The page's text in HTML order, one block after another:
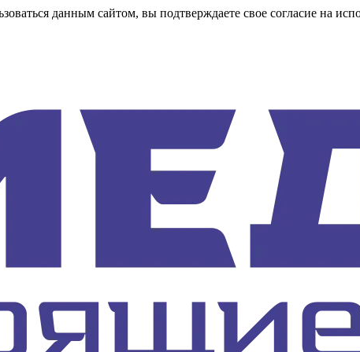
данным сайтом, вы подтверждаете свое согласие на